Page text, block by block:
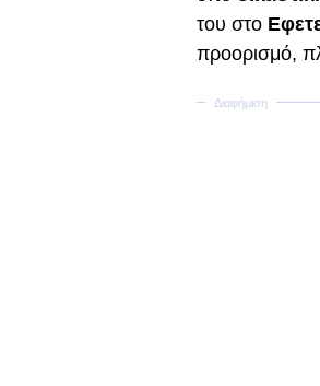
του στο
προορισμό,